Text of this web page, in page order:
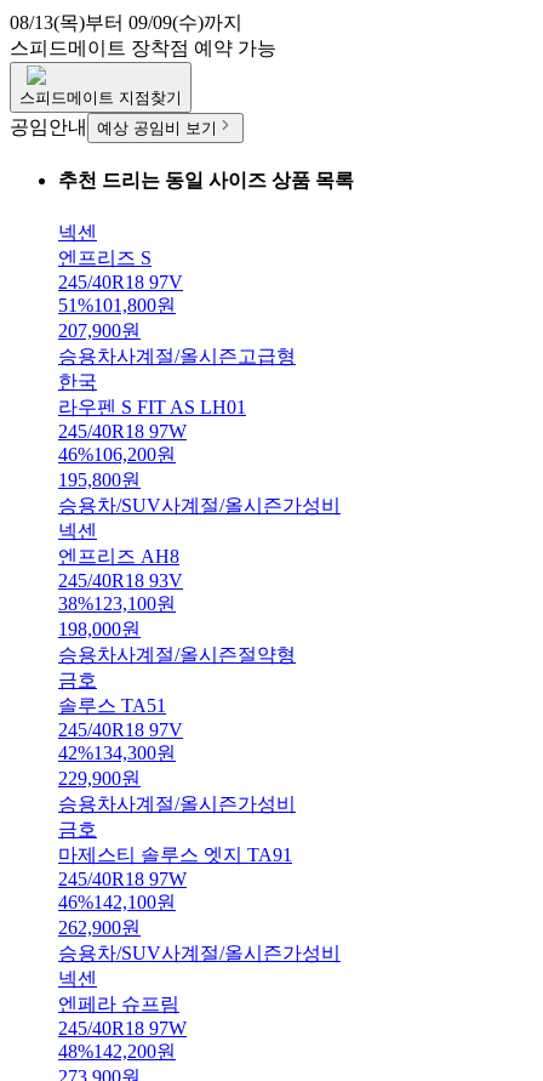
08/13(목)부터 09/09(수)까지
스피드메이트 장착점 예약 가능
스피드메이트 지점찾기
공임안내 예상 공임비 보기
추천 드리는 동일 사이즈 상품 목록
넥센
엔프리즈 S
245/40R18 97V
51%101,800원
207,900원
승용차사계절/올시즌고급형
한국
라우펜 S FIT AS LH01
245/40R18 97W
46%106,200원
195,800원
승용차/SUV사계절/올시즌가성비
넥센
엔프리즈 AH8
245/40R18 93V
38%123,100원
198,000원
승용차사계절/올시즌절약형
금호
솔루스 TA51
245/40R18 97V
42%134,300원
229,900원
승용차사계절/올시즌가성비
금호
마제스티 솔루스 엣지 TA91
245/40R18 97W
46%142,100원
262,900원
승용차/SUV사계절/올시즌가성비
넥센
엔페라 슈프림
245/40R18 97W
48%142,200원
273,900원